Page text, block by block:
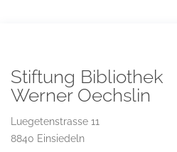
Stiftung Bibliothek
Werner Oechslin
Luegetenstrasse 11
8840 Einsiedeln